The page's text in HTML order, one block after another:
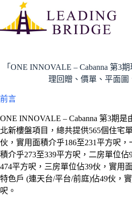
content
「ONE INNOVALE – Cabanna 第3
理回贈、價單、平面圖
前言
ONE INNOVALE – Cabanna 第3期
北新樓盤項目，總共提供565個住宅
伙，實用面積介乎186至231平方呎
積介乎273至339平方呎，二房單位
474平方呎，三房單位佔39伙，實用
特色戶 (連天台/平台/前庭)佔49伙，
呎。